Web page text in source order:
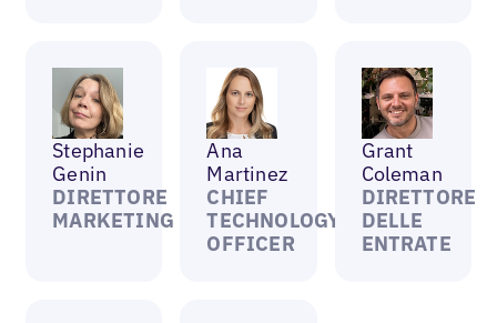
Stephanie
Genin
DIRETTORE
MARKETING
Ana
Martinez
CHIEF
TECHNOLOGY
OFFICER
Grant
Coleman
DIRETTORE
DELLE
ENTRATE